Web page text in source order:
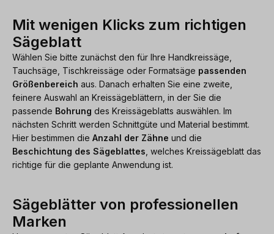
Mit wenigen Klicks zum richtigen
Sägeblatt
Wählen Sie bitte zunächst den für Ihre Handkreissäge,
Tauchsäge, Tischkreissäge oder Formatsäge passenden
Größenbereich aus. Danach erhalten Sie eine zweite,
feinere Auswahl an Kreissägeblättern, in der Sie die
passende Bohrung des Kreissägeblatts auswählen. Im
nächsten Schritt werden Schnittgüte und Material bestimmt.
Hier bestimmen die Anzahl der Zähne und die
Beschichtung des Sägeblattes , welches Kreissägeblatt das
richtige für die geplante Anwendung ist.
Sägeblätter von professionellen
Marken